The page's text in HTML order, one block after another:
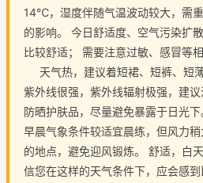
14℃，湿度伴随气温波动较大，需
的影响。 今日舒适度、空气污染扩
比较舒适； 需要注意过敏、感冒等相
天气热，建议着短裙、短裤、短薄
紫外线很强，紫外线辐射极强，建
防晒护肤品，尽量避免暴露于日光下
早晨气象条件较适宜晨练，但风力
的地点，避免迎风锻炼。 舒适，白
信您在这样的天气条件下，应会感